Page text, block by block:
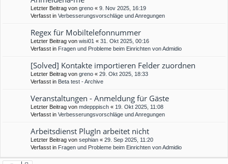
Letzter Beitrag von greno « 9. Nov 2025, 16:19
Verfasst in Verbesserungsvorschläge und Anregungen
Regex für Mobiltelefonnummer
Letzter Beitrag von wisi01 « 31. Okt 2025, 00:16
Verfasst in Fragen und Probleme beim Einrichten von Admidio
[Solved] Kontakte importieren Felder zuordnen
Letzter Beitrag von greno « 29. Okt 2025, 18:33
Verfasst in Beta test - Archive
Veranstaltungen - Anmeldung für Gäste
Letzter Beitrag von mdepppisch « 19. Okt 2025, 11:08
Verfasst in Verbesserungsvorschläge und Anregungen
Arbeitsdienst PlugIn arbeitet nicht
Letzter Beitrag von sephian « 29. Sep 2025, 11:20
Verfasst in Fragen und Probleme beim Einrichten von Admidio